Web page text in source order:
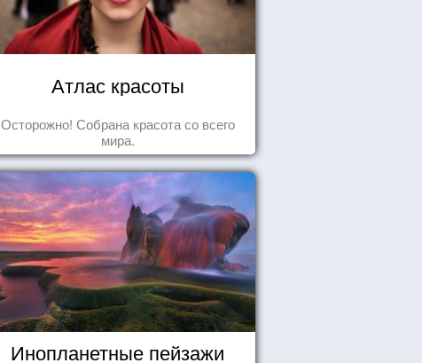
Атлас красоты
Осторожно! Собрана красота со всего
мира.
Инопланетные пейзажи